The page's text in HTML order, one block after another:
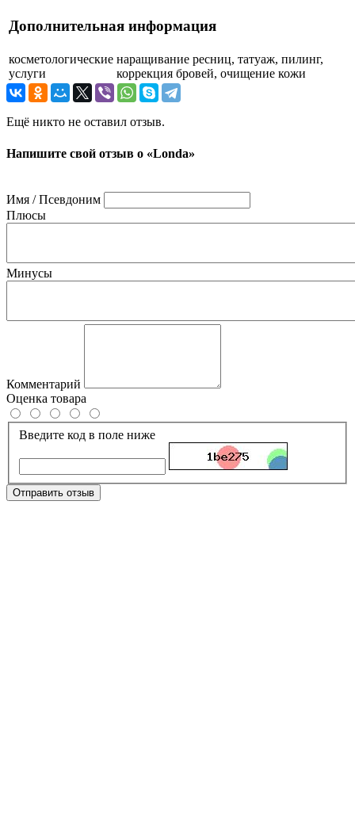
Дополнительная информация
косметологические
услуги
наращивание ресниц, татуаж, пилинг,
коррекция бровей, очищение кожи
Ещё никто не оставил отзыв.
Напишите свой отзыв о «Londa»
Имя / Псевдоним
Плюсы
Минусы
Комментарий
Оценка товара
Введите код в поле ниже
Отправить отзыв